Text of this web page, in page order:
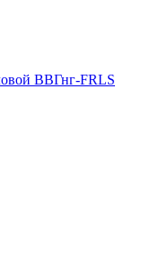
ВВГнг-FRLS